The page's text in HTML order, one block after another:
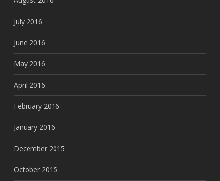
July 2016
June 2016
May 2016
April 2016
February 2016
January 2016
December 2015
October 2015